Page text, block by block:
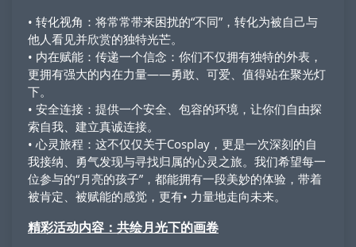
• 转化视角：将常常带来困扰的“不同”，转化为被自己与
他人看见并欣赏的独特光芒。
• 内在赋能：传递一个信念：你们不仅拥有独特的外表，
更拥有强大的内在力量——勇敢、可爱、值得站在聚光灯
下。
• 安全连接：提供一个安全、包容的环境，让你们自由探
索自我、建立真诚连接。
• 心灵旅程：这不仅仅关于Cosplay，更是一次深刻的自
我接纳、勇气发现与寻找归属的心灵之旅。我们希望每一
位参与的“月亮的孩子”，都能拥有一段美妙的体验，带着
被肯定、被赋能的感觉，更有• 力量地走向未来。
精彩活动内容：共绘月光下的画卷